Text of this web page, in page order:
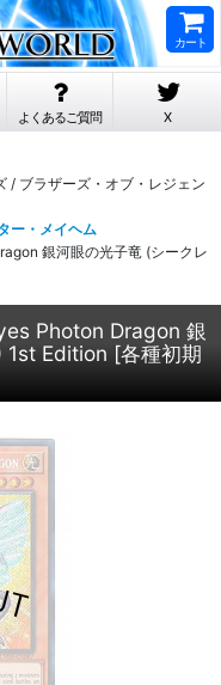
カート
よくあるご質問 X
/ ブラザーズ・オブ・レジェン
ー・メイヘム
銀河眼の光子竜 (シークレ
Photon Dragon 銀
1st Edition [各種初期